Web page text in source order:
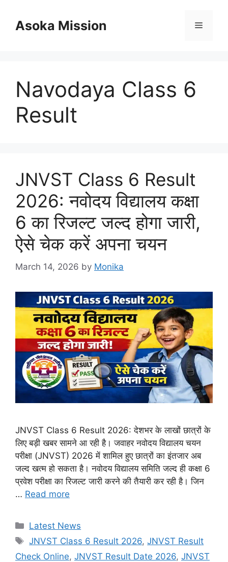
contentAsoka Mission Menu
Navodaya Class 6
Result
JNVST Class 6 Result
2026: नवोदय विद्यालय कक्षा
6 का रिजल्ट जल्द होगा जारी,
ऐसे चेक करें अपना चयन
March 14, 2026 by Monika
JNVST Class 6 Result 2026: देशभर के लाखों छात्रों के
लिए बड़ी खबर सामने आ रही है। जवाहर नवोदय विद्यालय चयन
परीक्षा (JNVST) 2026 में शामिल हुए छात्रों का इंतजार अब
जल्द खत्म हो सकता है। नवोदय विद्यालय समिति जल्द ही कक्षा 6
प्रवेश परीक्षा का रिजल्ट जारी करने की तैयारी कर रही है। जिन
… Read more
Categories
Latest News
Tags
JNVST Class 6 Result 2026,JNVST Result
Check Online, JNVST Result Date 2026, JNVST